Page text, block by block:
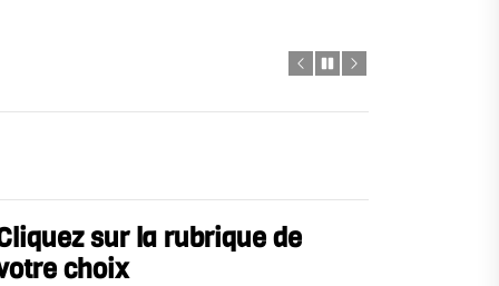
sur la rubrique de
choix